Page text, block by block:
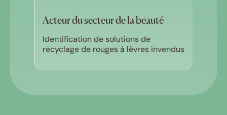
Acteur du secteur de la beauté
Identification de solutions de
recyclage de rouges à lèvres invendus